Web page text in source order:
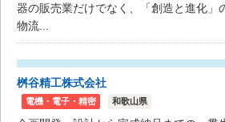
器の販売業だけでなく、「創造と進化」
物流...
桝谷精工株式会社
電機・電子・精密 和歌山県